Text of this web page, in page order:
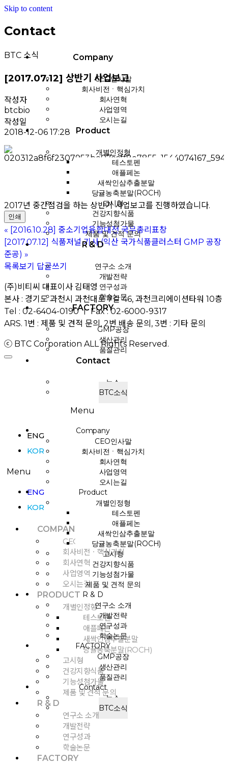
Skip to content
Company
CEO인사말
회사비전ㆍ핵심가치
회사연혁
사업영역
오시는길
Product
개별인정형
테스토펜
애플페논
새싹인삼추출분말
당귤농축분말(ROCH)
고시형
건강지향식품
기능성첨가물
제품 및 견적 문의
R & D
연구소 소개
개발전략
연구성과
학술논문
FACTORY
GMP공장
생산관리
품질관리
Contact
뉴스
BTC소식
Menu
Company
CEO인사말
회사비전ㆍ핵심가치
회사연혁
사업영역
오시는길
Product
개별인정형
테스토펜
애플페논
새싹인삼추출분말
당귤농축분말(ROCH)
고시형
건강지향식품
기능성첨가물
제품 및 견적 문의
R & D
연구소 소개
개발전략
연구성과
학술논문
FACTORY
GMP공장
생산관리
품질관리
Contact
뉴스
BTC소식
Contact
BTC 소식
[2017.07.12] 상반기 사업보고
작성자
btcbio
작성일
2018-12-06 17:28
2017년 중간점검을 하는 상반기 사업보고를 진행하였습니다.
인쇄
« [2016.10.28] 중소기업융합대전 국무총리표창
[2017.07.12] 식품저널 기사 (익산 국가식품클러스터 GMP 공장
준공) »
목록보기 답글쓰기
(주)비티씨 대표이사 김태영
본사 : 경기도 과천시 과천대로 7길 46, 과천크리에이션타워 10층
Tel : 02-6404-0190 ㅣ Fax : 02-6000-9317
ARS. 1번 : 제품 및 견적 문의, 2번 배송 문의, 3번 : 기타 문의
ⓒ BTC Corporation ALL Rights Reserved.
ENG
KOR
Menu
ENG
KOR
COMPANY
CEO인사말
회사비전ㆍ핵심가치
회사연혁
사업영역
오시는길
PRODUCT
개별인정형
테스토펜
애플페논
새싹인삼추출분말
당귤농축분말(ROCH)
고시형
건강지향식품
기능성첨가물
제품 및 견적 문의
R & D
연구소 소개
개발전략
연구성과
학술논문
FACTORY